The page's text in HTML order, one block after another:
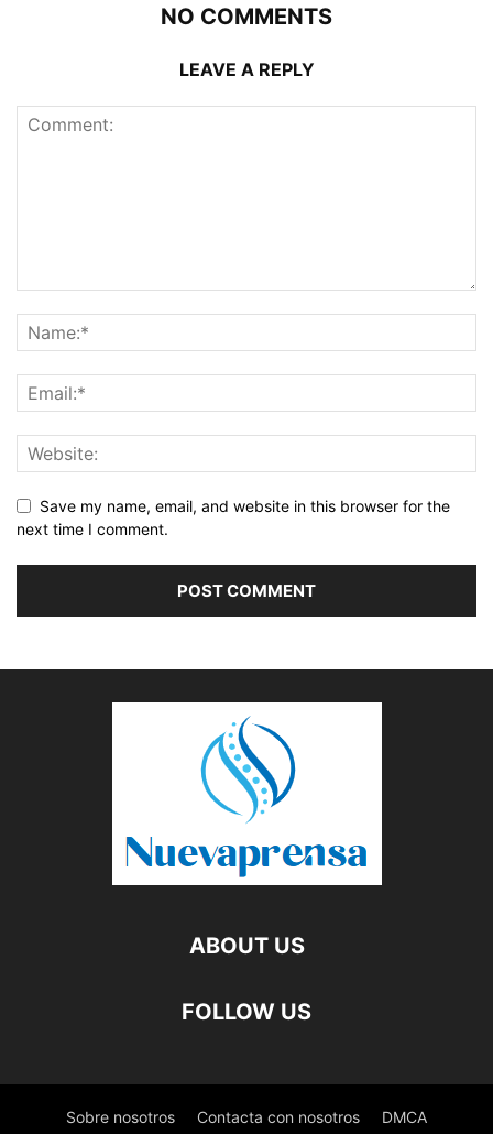
NO COMMENTS
LEAVE A REPLY
Save my name, email, and website in this browser for the
next time I comment.
ABOUT US
FOLLOW US
Sobre nosotros Contacta con nosotros DMCA